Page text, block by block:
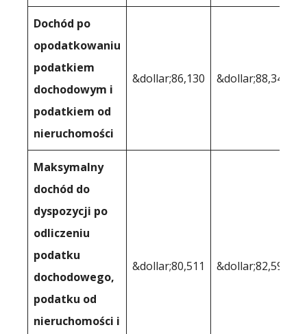
Dochód po
opodatkowaniu
podatkiem
dochodowym i
podatkiem od
nieruchomości
&dollar;86,130 &dollar;88,344
Maksymalny
dochód do
dyspozycji po
odliczeniu
podatku
dochodowego,
podatku od
nieruchomości i
&dollar;80,511 &dollar;82,595